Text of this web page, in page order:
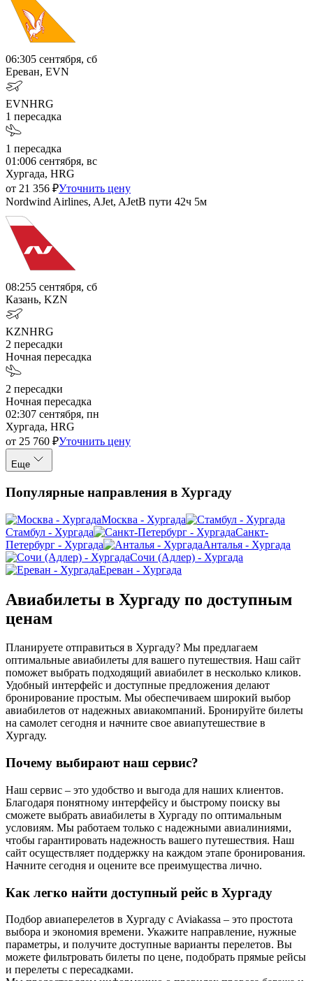
06:305 сентября, сб
Ереван, EVN
EVNHRG
1 пересадка
1 пересадка
01:006 сентября, вс
Хургада, HRG
от 21 356 ₽Уточнить цену
Nordwind Airlines, AJet, AJetВ пути 42ч 5м
08:255 сентября, сб
Казань, KZN
KZNHRG
2 пересадки
Ночная пересадка
2 пересадки
Ночная пересадка
02:307 сентября, пн
Хургада, HRG
от 25 760 ₽Уточнить цену
Еще
Популярные направления в Хургаду
Москва - Хургада
Стамбул - Хургада
Санкт-
Петербург - Хургада
Анталья - Хургада
Сочи (Адлер) - Хургада
Ереван - Хургада
Авиабилеты в Хургаду по доступным
ценам
Планируете отправиться в Хургаду? Мы предлагаем
оптимальные авиабилеты для вашего путешествия. Наш сайт
поможет выбрать подходящий авиабилет в несколько кликов.
Удобный интерфейс и доступные предложения делают
бронирование простым. Мы обеспечиваем широкий выбор
авиабилетов от надежных авиакомпаний. Бронируйте билеты
на самолет сегодня и начните свое авиапутешествие в
Хургаду.
Почему выбирают наш сервис?
Наш сервис – это удобство и выгода для наших клиентов.
Благодаря понятному интерфейсу и быстрому поиску вы
сможете выбрать авиабилеты в Хургаду по оптимальным
условиям. Мы работаем только с надежными авиалиниями,
чтобы гарантировать надежность вашего путешествия. Наш
сайт осуществляет поддержку на каждом этапе бронирования.
Начните сегодня и оцените все преимущества лично.
Как легко найти доступный рейс в Хургаду
Подбор авиаперелетов в Хургаду с Aviakassa – это простота
выбора и экономия времени. Укажите направление, нужные
параметры, и получите доступные варианты перелетов. Вы
можете фильтровать билеты по цене, подобрать прямые рейсы
и перелеты с пересадками.